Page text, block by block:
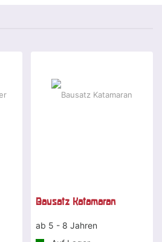
Bausatz Katamaran
ab 5 - 8 Jahren